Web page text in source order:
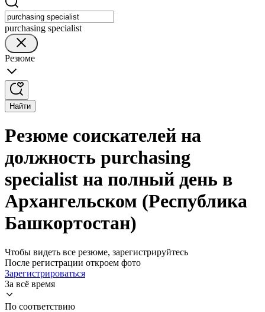
purchasing specialist
Резюме
Найти
Резюме соискателей на
должность purchasing
specialist на полный день в
Архангельском (Республика
Башкортостан)
Чтобы видеть все резюме, зарегистрируйтесь
После регистрации откроем фото
Зарегистрироваться
За всё время
По соответствию